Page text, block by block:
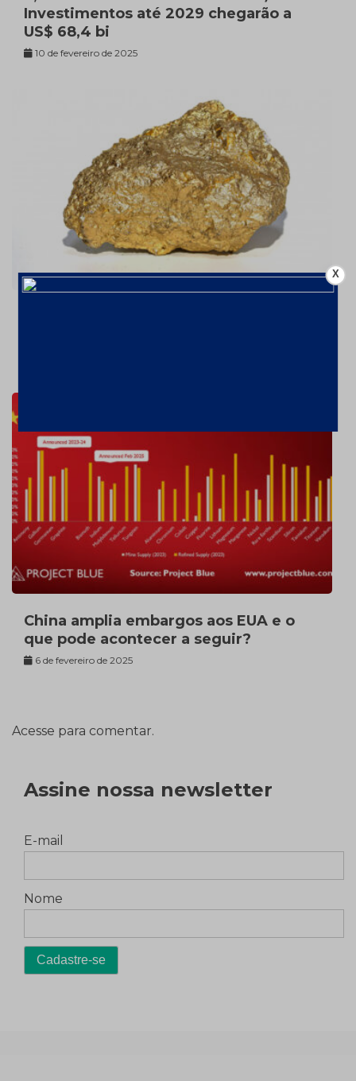
Investimentos até 2029 chegarão a
US$ 68,4 bi
10 de fevereiro de 2025
China amplia embargos aos EUA e o
que pode acontecer a seguir?
6 de fevereiro de 2025
Acesse para comentar.
Assine nossa newsletter
E-mail
Nome
X